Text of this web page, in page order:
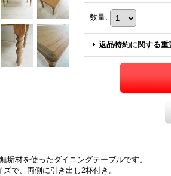
数量:
返品特約に関する重
材を使ったダイニングテーブルです。
で、両側に引き出し2杯付き。